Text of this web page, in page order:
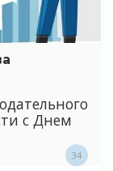
с Днем
34